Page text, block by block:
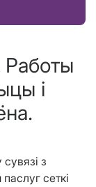
Работы
і
з
сеткі